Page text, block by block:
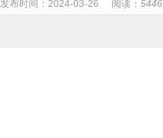
发布时间：2024-03-26 阅读： 5446